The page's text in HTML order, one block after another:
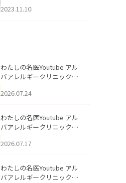
2023.11.10
わたしの名医Youtube アル
バアレルギークリニック札
える男性へ｜医師が教える
公開いたしました。
2026.07.24
わたしの名医Youtube アル
バアレルギークリニック札
跡にVビームは効く？向いて
説」を公開いたしました。
2026.07.17
わたしの名医Youtube アル
バアレルギークリニック札